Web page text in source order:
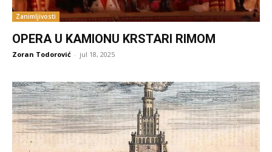
Zanimljivosti
OPERA U KAMIONU KRSTARI RIMOM
Zoran Todorović - jul 18, 2025